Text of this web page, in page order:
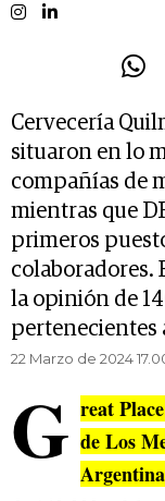
Cervecería
situaron en lo
compañías de
mientras que
primeros
colaboradores.
la opinión de
pertenecientes
22 Marzo de 2024
G reat
de Los